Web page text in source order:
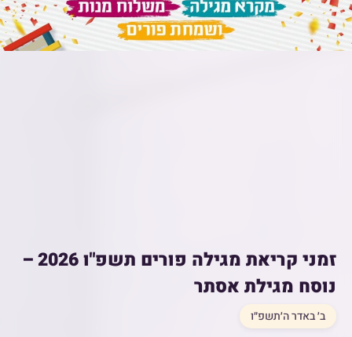
זמני קריאת מגילה פורים תשפ"ו 2026 –
נוסח מגילת אסתר
ב׳ באדר ה׳תשפ״ו